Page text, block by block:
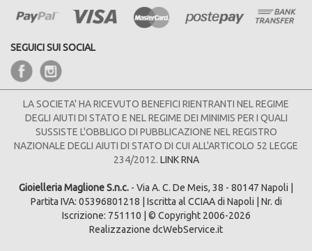
SEGUICI SUI SOCIAL
LA SOCIETA' HA RICEVUTO BENEFICI RIENTRANTI NEL REGIME
DEGLI AIUTI DI STATO E NEL REGIME DEI MINIMIS PER I QUALI
SUSSISTE L'OBBLIGO DI PUBBLICAZIONE NEL REGISTRO
NAZIONALE DEGLI AIUTI DI STATO DI CUI ALL'ARTICOLO 52 LEGGE
234/2012. LINK RNA
Gioielleria Maglione S.n.c. - Via A. C. De Meis, 38 - 80147 Napoli |
Partita IVA: 05396801218 | Iscritta al CCIAA di Napoli | Nr. di
Iscrizione: 751110 | © Copyright 2006-2026
Realizzazione dcWebService.it